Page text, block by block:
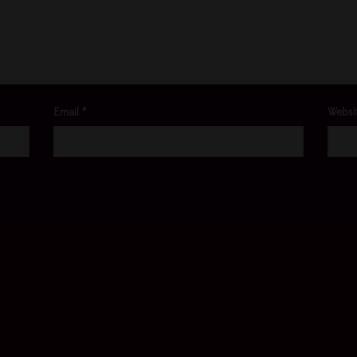
Email *